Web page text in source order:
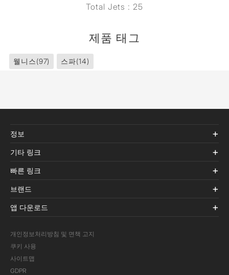
Total Jets : 25
제품 태그
웰니스(97) 스파(14)
정보
기타 링크
빠른 링크
브랜드
앱 다운로드
개인정보처리방침 및 면책 고지
쿠키 사용
사이트맵
GDPR